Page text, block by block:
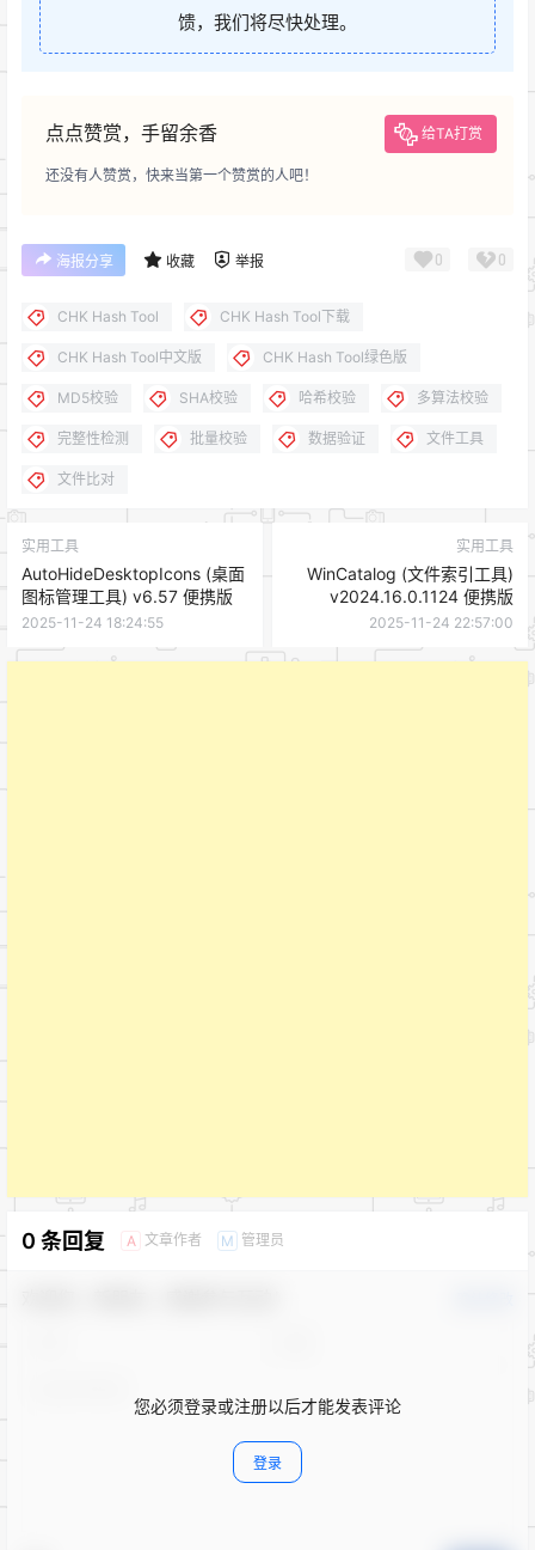
馈，我们将尽快处理。
点点赞赏，手留余香 给TA打赏
还没有人赞赏，快来当第一个赞赏的人吧！
海报分享 收藏 举报 0 0
CHK Hash Tool CHK Hash Tool下载
CHK Hash Tool中文版 CHK Hash Tool绿色版
MD5校验 SHA校验 哈希校验 多算法校验
完整性检测 批量校验 数据验证 文件工具
文件比对
实用工具
AutoHideDesktopIcons (桌面
图标管理工具) v6.57 便携版
2025-11-24 18:24:55
实用工具
WinCatalog (文件索引工具)
v2024.16.0.1124 便携版
2025-11-24 22:57:00
0 条回复 A 文章作者 M 管理员
您必须登录或注册以后才能发表评论
登录